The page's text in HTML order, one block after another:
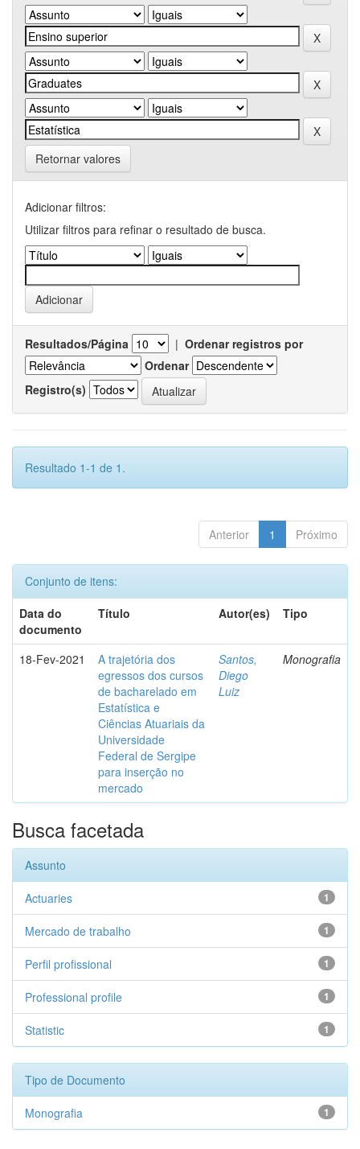
Retornar valores
Adicionar filtros:
Utilizar filtros para refinar o resultado de busca.
Resultados/Página | Ordenar registros por
Ordenar
Registro(s)
Resultado 1-1 de 1.
Anterior 1 Próximo
Conjunto de itens:
Data do
documento
Título Autor(es) Tipo
18-Fev-2021
A trajetória dos
egressos dos cursos
de bacharelado em
Estatística e
Ciências Atuariais da
Universidade
Federal de Sergipe
para inserção no
mercado
Santos,
Diego
Luiz
Monografia
Busca facetada
Assunto
1
Actuaries
1
Mercado de trabalho
1
Perfil profissional
1
Professional profile
1
Statistic
Tipo de Documento
1
Monografia